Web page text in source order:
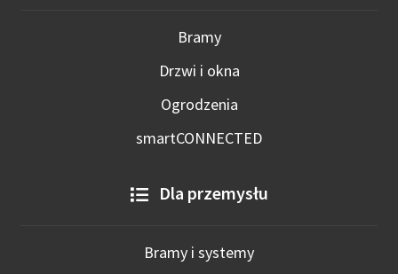
Bramy
Drzwi i okna
Ogrodzenia
smartCONNECTED
Dla przemysłu
Bramy i systemy